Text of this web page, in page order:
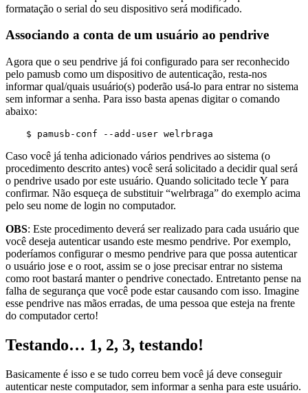
formatação o serial do seu dispositivo será modificado.
Associando a conta de um usuário ao pendrive
Agora que o seu pendrive já foi configurado para ser reconhecido
pelo pamusb como um dispositivo de autenticação, resta-nos
informar qual/quais usuário(s) poderão usá-lo para entrar no sistema
sem informar a senha. Para isso basta apenas digitar o comando
abaixo:
$ pamusb-conf --add-user welrbraga
Caso você já tenha adicionado vários pendrives ao sistema (o
procedimento descrito antes) você será solicitado a decidir qual será
o pendrive usado por este usuário. Quando solicitado tecle Y para
confirmar. Não esqueça de substituir “welrbraga” do exemplo acima
pelo seu nome de login no computador.
OBS: Este procedimento deverá ser realizado para cada usuário que
você deseja autenticar usando este mesmo pendrive. Por exemplo,
poderíamos configurar o mesmo pendrive para que possa autenticar
o usuário jose e o root, assim se o jose precisar entrar no sistema
como root bastará manter o pendrive conectado. Entretanto pense na
falha de segurança que você pode estar causando com isso. Imagine
esse pendrive nas mãos erradas, de uma pessoa que esteja na frente
do computador certo!
Testando… 1, 2, 3, testando!
Basicamente é isso e se tudo correu bem você já deve conseguir
autenticar neste computador, sem informar a senha para este usuário.